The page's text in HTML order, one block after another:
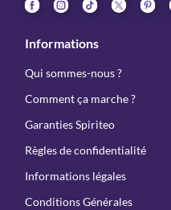
Informations
Qui sommes-nous ?
Comment ça marche ?
Garanties Spiriteo
Règles de confidentialité
Informations légales
Conditions Générales